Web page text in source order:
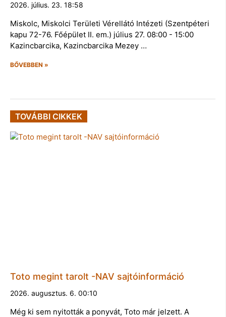
2026. július. 23. 18:58
Miskolc, Miskolci Területi Vérellátó Intézeti (Szentpéteri
kapu 72-76. Főépület II. em.) július 27. 08:00 - 15:00
Kazincbarcika, Kazincbarcika Mezey …
BŐVEBBEN »
TOVÁBBI CIKKEK
Toto megint tarolt -NAV sajtóinformáció
2026. augusztus. 6. 00:10
Még ki sem nyitották a ponyvát, Toto már jelzett. A